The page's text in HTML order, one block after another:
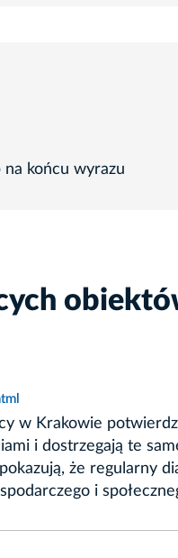
końcu wyrazu
w Krakowie
i dostrzegają te
że regularny
i